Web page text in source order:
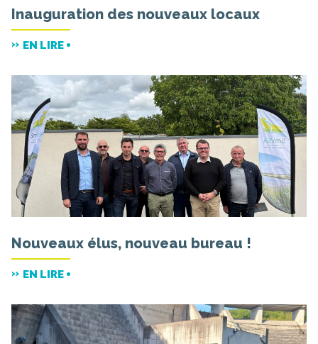
Inauguration des nouveaux locaux
EN LIRE +
Nouveaux élus, nouveau bureau !
EN LIRE +